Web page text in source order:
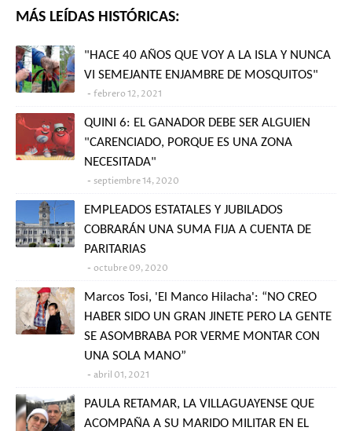
MÁS LEÍDAS HISTÓRICAS:
"HACE 40 AÑOS QUE VOY A LA ISLA Y NUNCA
VI SEMEJANTE ENJAMBRE DE MOSQUITOS"
febrero 12, 2021
QUINI 6: EL GANADOR DEBE SER ALGUIEN
"CARENCIADO, PORQUE ES UNA ZONA
NECESITADA"
septiembre 14, 2020
EMPLEADOS ESTATALES Y JUBILADOS
COBRARÁN UNA SUMA FIJA A CUENTA DE
PARITARIAS
octubre 09, 2020
Marcos Tosi, 'El Manco Hilacha': “NO CREO
HABER SIDO UN GRAN JINETE PERO LA GENTE
SE ASOMBRABA POR VERME MONTAR CON
UNA SOLA MANO”
abril 01, 2021
PAULA RETAMAR, LA VILLAGUAYENSE QUE
ACOMPAÑA A SU MARIDO MILITAR EN EL